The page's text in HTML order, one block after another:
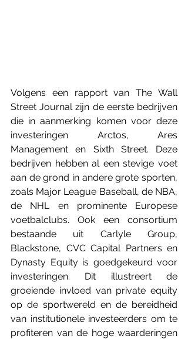
Volgens een rapport van The Wall
Street Journal zijn de eerste bedrijven
die in aanmerking komen voor deze
investeringen Arctos, Ares
Management en Sixth Street. Deze
bedrijven hebben al een stevige voet
aan de grond in andere grote sporten,
zoals Major League Baseball, de NBA,
de NHL en prominente Europese
voetbalclubs. Ook een consortium
bestaande uit Carlyle Group,
Blackstone, CVC Capital Partners en
Dynasty Equity is goedgekeurd voor
investeringen. Dit illustreert de
groeiende invloed van private equity
op de sportwereld en de bereidheid
van institutionele investeerders om te
profiteren van de hoge waarderingen